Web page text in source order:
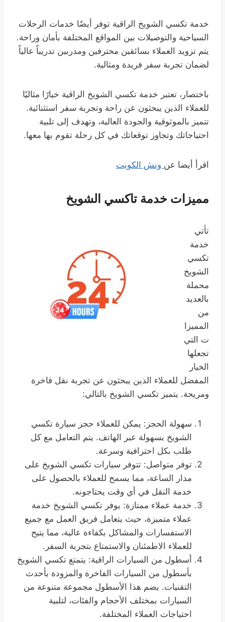
خدمة تكسي الشويخ الراقية توفر أيضًا خدمات الرحلات
السياحية والتوصيلات بين المواقع المختلفة بأمان وراحة.
يتم تزويد العملاء بسائقين محترفين ومدربين تدريباً عالياً
لضمان تجربة سفر فريدة ومثالية.
باختصار، تعتبر خدمة تكسي الشويخ الراقية خيارًا مثاليًا
للعملاء الذين يبحثون عن راحة وتجربة سفر استثنائية.
تتميز بالموثوقية والجودة العالية، وتهدف إلى تلبية
احتياجاتك وتجاوز توقعاتك في كل رحلة تقوم بها معها.
اقرأ أيضا عن ونش الكويت
مميزات خدمة تاكسي الشويخ
تأتي
خدمة
تكسي
الشويخ
محملة
بالعديد
من
المميزا
ت التي
تجعلها
الخيار
المفضل للعملاء الذين يبحثون عن تجربة نقل فاخرة
ومريحة. يتميز تكسي الشويخ بالتالي:
سهولة الحجز: يمكن للعملاء حجز سيارة تكسي
الشويخ بسهولة عبر الهاتف. يتم التعامل مع كل
طلب بكل احترافية وسرعة.
توفر متواصل: تتوفر سيارات تكسي الشويخ على
مدار الساعة، مما يسمح للعملاء بالحصول على
خدمة النقل في أي وقت يحتاجونه.
خدمة عملاء ممتازة: يوفر تكسي الشويخ خدمة
عملاء متميزة، حيث يتعامل فريق العمل مع جميع
الاستفسارات والمشاكل بكفاءة عالية، مما يتيح
للعملاء الاطمئنان والاستمتاع بتجربة السفر.
أسطول من السيارات الراقية: يتمتع تكسي الشويخ
بأسطول من السيارات الفاخرة والمزودة بأحدث
التقنيات. يضم هذا الأسطول مجموعة متنوعة من
السيارات بمختلف الأحجام والفئات، لتلبية
احتياجات العملاء المختلفة.